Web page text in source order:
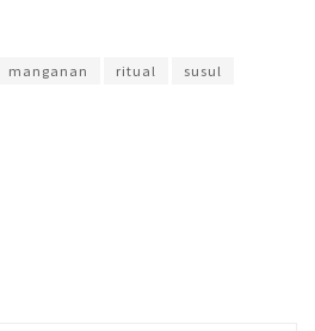
manganan ritual
susul